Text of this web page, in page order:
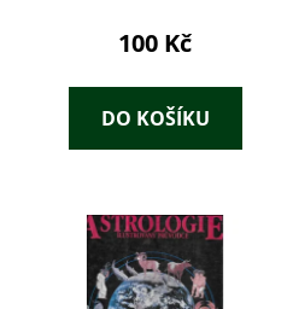
UFO a jiných
fenoménech
100 Kč
DO KOŠÍKU